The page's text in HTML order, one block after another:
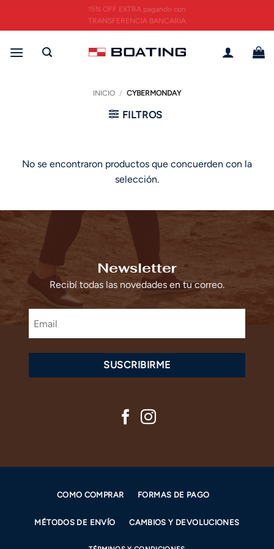
15% OFF EXTRA pagando con
TRANSFERENCIA BANCARIA
INICIO / CYBERMONDAY
FILTROS
No se encontraron productos que concuerden con la
selección.
Newsletter
Recibí todas las novedades en tu correo.
SUSCRIBIRME
COMO COMPRAR FORMAS DE PAGO
MÉTODOS DE ENVÍO CAMBIOS Y DEVOLUCIONES